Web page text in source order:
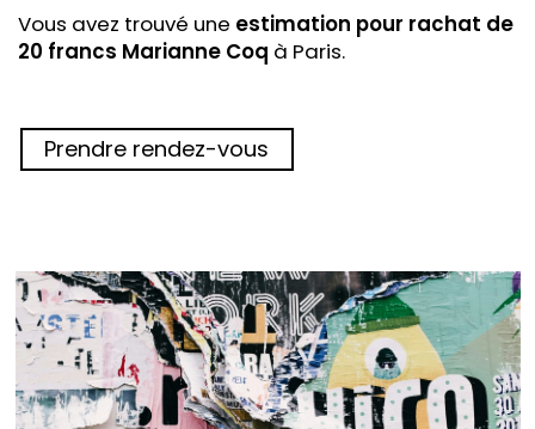
Vous avez trouvé une estimation pour rachat de
20 francs Marianne Coq à Paris.
Prendre rendez-vous